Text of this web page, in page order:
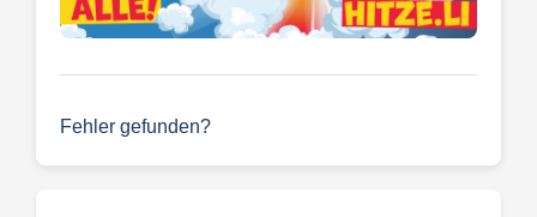
Fehler gefunden?